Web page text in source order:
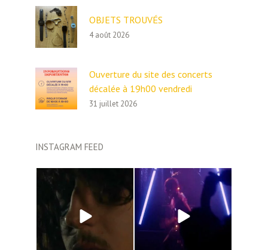
OBJETS TROUVÉS
4 août 2026
Ouverture du site des concerts
décalée à 19h00 vendredi
31 juillet 2026
INSTAGRAM FEED